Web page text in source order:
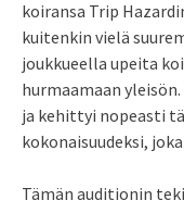
koiransa Trip
kuitenkin vielä
joukkueella upeita
hurmaamaan
ja kehittyi nopeasti
kokonaisuudeksi,
Tämän auditionin